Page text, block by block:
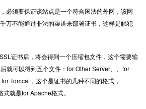
必须要保证该站点是一个符合国法的外网，该网
万不能通过非法的渠道来部署证书，这样是触犯
证书后，将会得到一个压缩包文件，这个需要输
就可以得到五个文件：for Other Server、、for
Tomcat，这个是证书的几种不同的格式，
就是for Apache格式。